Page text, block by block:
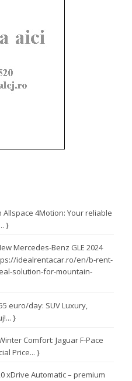
Allspace 4Motion: Your reliable
}
Mercedes-Benz GLE 2024
idealrentacar.ro/en/b-rent-
solution-for-mountain-
euro/day: SUV Luxury,
}
Comfort: Jaguar F-Pace
Price... }
xDrive Automatic – premium